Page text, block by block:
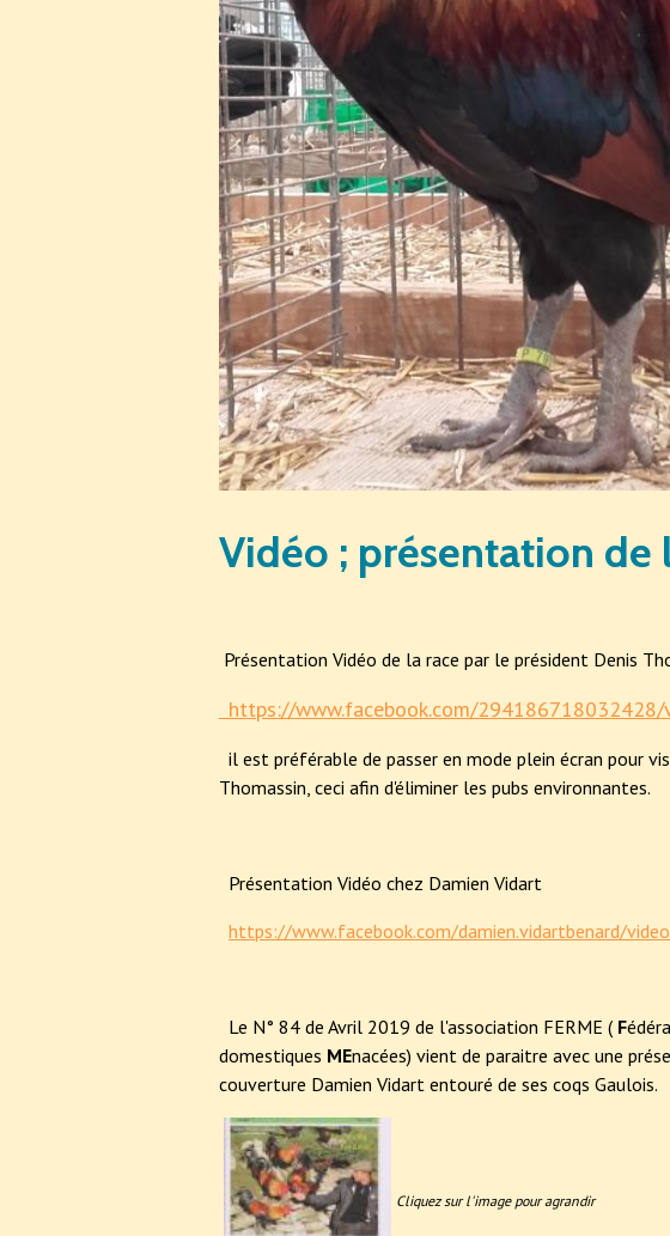
Vidéo ; présentation de
Présentation Vidéo de la race par le président Denis
https://www.facebook.com/
il est préférable de passer en mode plein écran pour
Thomassin, ceci afin d'éliminer les pubs environnantes.
Présentation Vidéo chez Damien Vidart
https://www.facebook.com/damien.vidartbenard/
Le N° 84 de Avril 2019 de l'association FERME ( F
domestiques MEnacées) vient de paraitre avec une
couverture Damien Vidart entouré de ses coqs Gaulois.
Cliquez sur l'image pour agrandir